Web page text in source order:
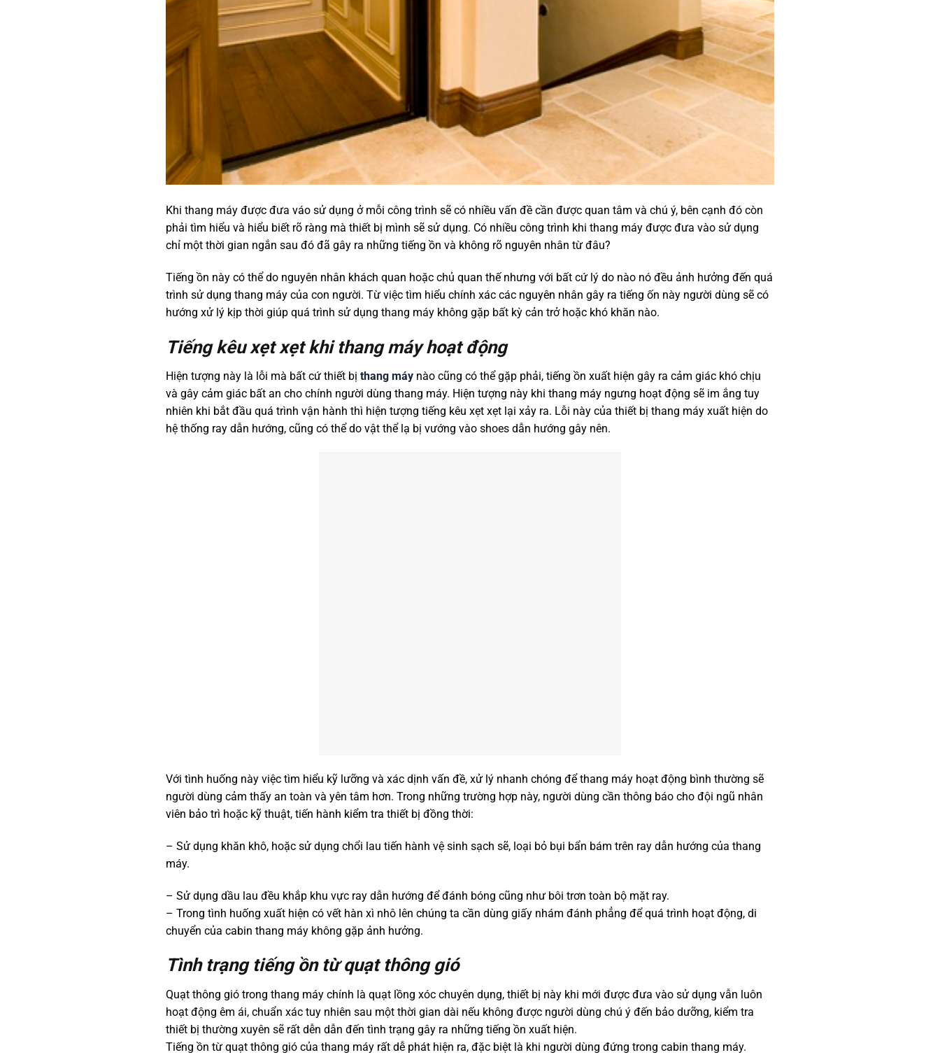
Khi thang máy được đưa váo sử dụng ở mỗi công trình sẽ có nhiều vấn đề cần được quan tâm và chú ý, bên cạnh đó còn
phải tìm hiểu và hiểu biết rõ ràng mà thiết bị mình sẽ sử dụng. Có nhiều công trình khi thang máy được đưa vào sử dụng
chỉ một thời gian ngắn sau đó đã gây ra những tiếng ồn và không rõ nguyên nhân từ đâu?
Tiếng ồn này có thể do nguyên nhân khách quan hoặc chủ quan thế nhưng với bất cứ lý do nào nó đều ảnh hưởng đến quá
trình sử dụng thang máy của con người. Từ việc tìm hiểu chính xác các nguyên nhân gây ra tiếng ốn này người dùng sẽ có
hướng xử lý kịp thời giúp quá trình sử dụng thang máy không gặp bất kỳ cản trở hoặc khó khăn nào.
Tiếng kêu xẹt xẹt khi thang máy hoạt động
Hiện tượng này là lỗi mà bất cứ thiết bị thang máy nào cũng có thể gặp phải, tiếng ồn xuất hiện gây ra cảm giác khó chịu
và gây cảm giác bất an cho chính người dùng thang máy. Hiện tượng này khi thang máy ngưng hoạt động sẽ im ắng tuy
nhiên khi bắt đầu quá trình vận hành thì hiện tượng tiếng kêu xẹt xẹt lại xảy ra. Lỗi này của thiết bị thang máy xuất hiện do
hệ thống ray dẫn hướng, cũng có thể do vật thể lạ bị vướng vào shoes dẫn hướng gây nên.
Với tình huống này việc tìm hiểu kỹ lưỡng và xác dịnh vấn đề, xử lý nhanh chóng để thang máy hoạt động bình thường sẽ
người dùng cảm thấy an toàn và yên tâm hơn. Trong những trường hợp này, người dùng cần thông báo cho đội ngũ nhân
viên bảo trì hoặc kỹ thuật, tiến hành kiểm tra thiết bị đồng thời:
– Sử dụng khăn khô, hoặc sử dụng chổi lau tiến hành vệ sinh sạch sẽ, loại bỏ bụi bẩn bám trên ray dẫn hướng của thang
máy.
– Sử dụng dầu lau đều khắp khu vực ray dẫn hướng để đánh bóng cũng như bôi trơn toàn bộ mặt ray.
– Trong tình huống xuất hiện có vết hàn xì nhô lên chúng ta cần dùng giấy nhám đánh phẳng để quá trình hoạt động, di
chuyển của cabin thang máy không gặp ảnh hưởng.
Tình trạng tiếng ồn từ quạt thông gió
Quạt thông gió trong thang máy chính là quạt lồng xóc chuyên dụng, thiết bị này khi mới được đưa vào sử dụng vẫn luôn
hoạt động êm ái, chuẩn xác tuy nhiên sau một thời gian dài nếu không được người dùng chú ý đến bảo dưỡng, kiểm tra
thiết bị thường xuyên sẽ rất dễn dẫn đến tình trạng gây ra những tiếng ồn xuất hiện.
Tiếng ồn từ quạt thông gió của thang máy rất dễ phát hiện ra, đặc biệt là khi người dùng đứng trong cabin thang máy.